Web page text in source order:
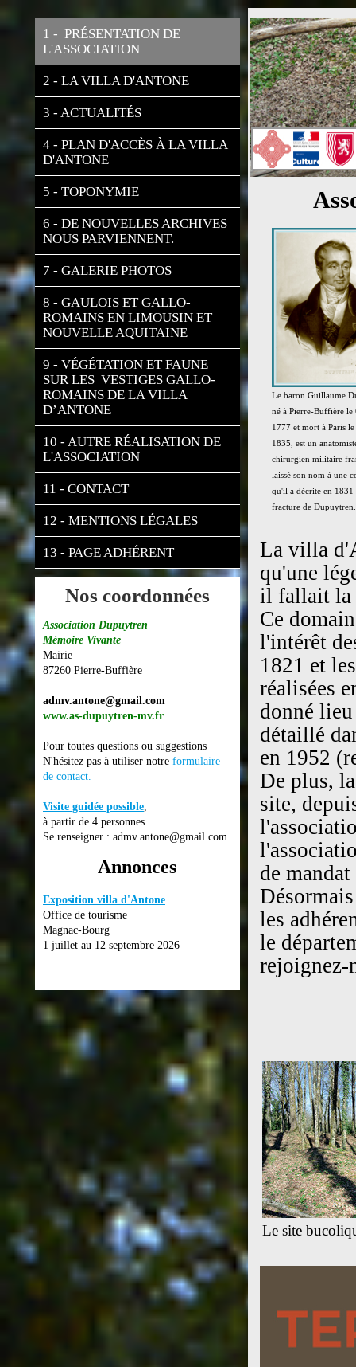
1 -  PRÉSENTATION DE
L'ASSOCIATION
2 - LA VILLA D'ANTONE
3 - ACTUALITÉS
4 - PLAN D'ACCÈS À LA VILLA
D'ANTONE
5 - TOPONYMIE
6 - DE NOUVELLES ARCHIVES
NOUS PARVIENNENT.
7 - GALERIE PHOTOS
8 - GAULOIS ET GALLO-
ROMAINS EN LIMOUSIN ET
NOUVELLE AQUITAINE
9 - VÉGÉTATION ET FAUNE
SUR LES  VESTIGES GALLO-
ROMAINS DE LA VILLA
D’ANTONE
10 - AUTRE RÉALISATION DE
L'ASSOCIATION
11 - CONTACT
12 - MENTIONS LÉGALES
13 - PAGE ADHÉRENT
Nos coordonnées
Association Dupuytren
Mémoire Vivante
Mairie
87260 Pierre-Buffière
admv.antone@gmail.com
www.as-dupuytren-mv.fr
Pour toutes questions ou suggestions
N'hésitez pas à utiliser notre formulaire
de contact.
Visite guidée possible,
à partir de 4 personnes.
Se renseigner : admv.antone@gmail.com
Annonces
Exposition villa d'Antone
Office de tourisme
Magnac-Bourg
1 juillet au 12 septembre 2026
Le baron Guillaume
né à Pierre-Buffière le
1777 et mort à Paris
1835, est un
chirurgien militaire
laissé son nom à une
qu'il a décrite en 1831
fracture de Dupuytren.
La villa
qu'une
il fallait la
Ce
l'intérêt
1821 et
réalisées
donné
détaillé
en 1952
De plus,
site,
de
les
le
rejoignez-
Le site